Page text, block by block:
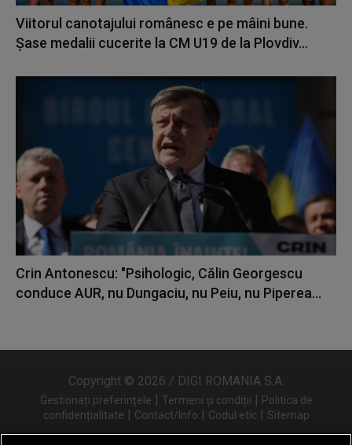
Viitorul canotajului românesc e pe mâini bune.
Șase medalii cucerite la CM U19 de la Plovdiv...
Crin Antonescu: "Psihologic, Călin Georgescu
conduce AUR, nu Dungaciu, nu Peiu, nu Piperea...
Copyright © 2026 / DIGI ROMANIA S.A.
Gestionați preferințele Termeni și condiții
Politica de
confidențialitate
Contact/Info Codul etic Sitemap